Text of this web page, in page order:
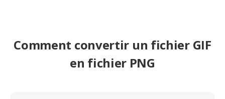
Comment convertir un fichier GIF
en fichier PNG